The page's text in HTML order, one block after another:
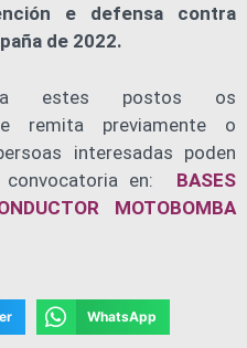
e defensa contra
de 2022.
estes postos os
remita previamente o
interesadas poden
convocatoria en: BASES
MOTOBOMBA
WhatsApp